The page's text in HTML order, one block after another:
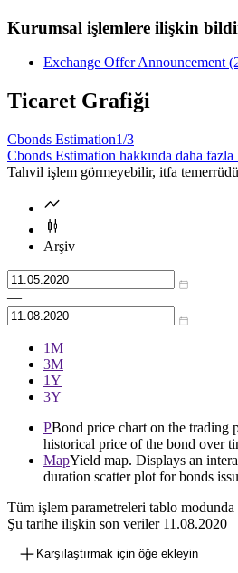
Kurumsal işlemlere ilişkin
Exchange Offer Announcement
Ticaret Grafiği
Cbonds Estimation1/3
Cbonds Estimation hakkında daha
Tahvil işlem görmeyebilir, itfa
Arşiv
—
1М
3М
1Y
3Y
PBond price chart on the trading
historical price of the bond over
MapYield map. Displays an
duration scatter plot for bonds
Tüm işlem parametreleri tablo
Şu tarihe ilişkin son veriler 11.08.2020
Karşılaştırmak için öğe ekleyin